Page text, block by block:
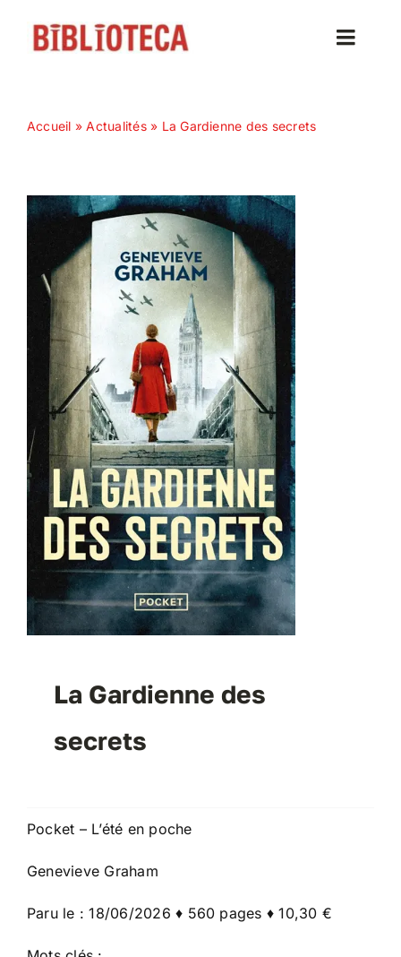
Toggle
Nos magazines
Abonnez-vous
Contact
Accueil »Actualités» La Gardienne des secrets
La Gardienne des
secrets
Pocket – L’été en poche
Genevieve Graham
Paru le : 18/06/2026 ♦ 560 pages ♦ 10,30 €